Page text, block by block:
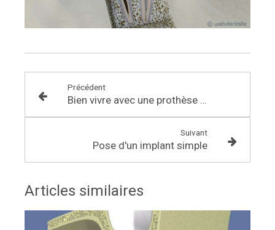
Précédent
Bien vivre avec une prothèse amovible
Suivant
Pose d'un implant simple
Articles similaires